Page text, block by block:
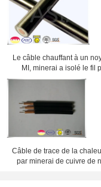
Le câble chauffant à un
MI, minerai a isolé le fil
l'usage industriel
Câble de trace de la
par minerai de cuivre de